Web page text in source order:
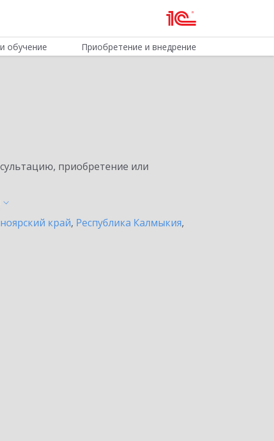
обучение Приобретение и внедрение
приобретение или
край, Республика Калмыкия,